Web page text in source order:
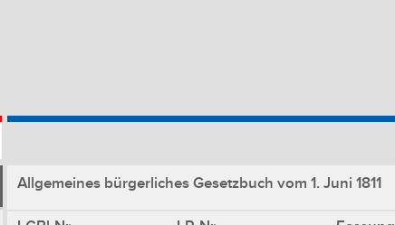
Allgemeines bürgerliches Gesetzbuch vom 1. Juni 1811